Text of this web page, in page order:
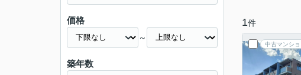
1件
中古マンショ
価格
～
築年数